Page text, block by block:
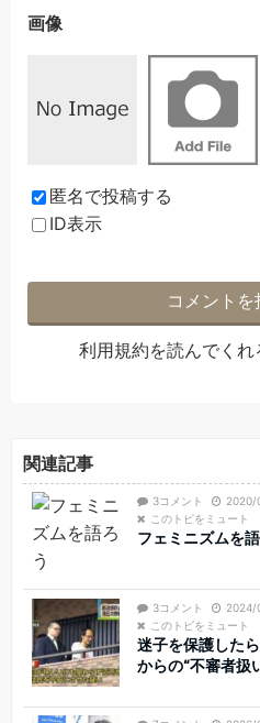
画像
匿名で投稿する
ID表示
利用規約を読んでくれ
関連記事
3コメント
2020/
このトピをミュート
フェミニズムを
3コメント
2024/
このトピをミュート
迷子を保護した
からの“不審者扱